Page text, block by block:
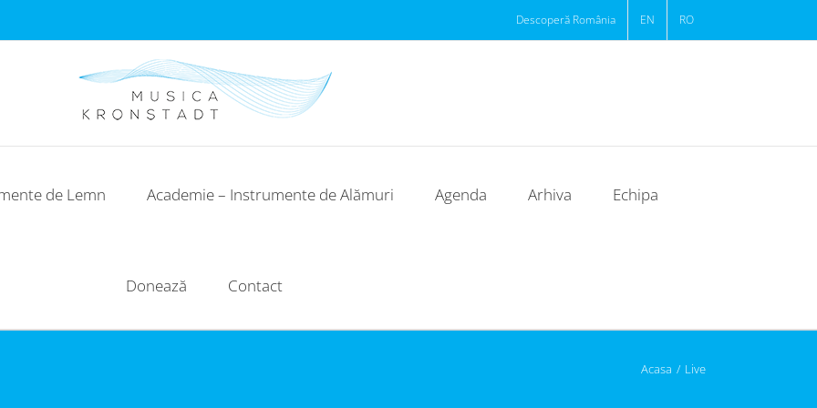
Descoperă România EN RO
de Lemn Academie – Instrumente de Alămuri Agenda Arhiva Echipa
Donează Contact
Acasa / Live